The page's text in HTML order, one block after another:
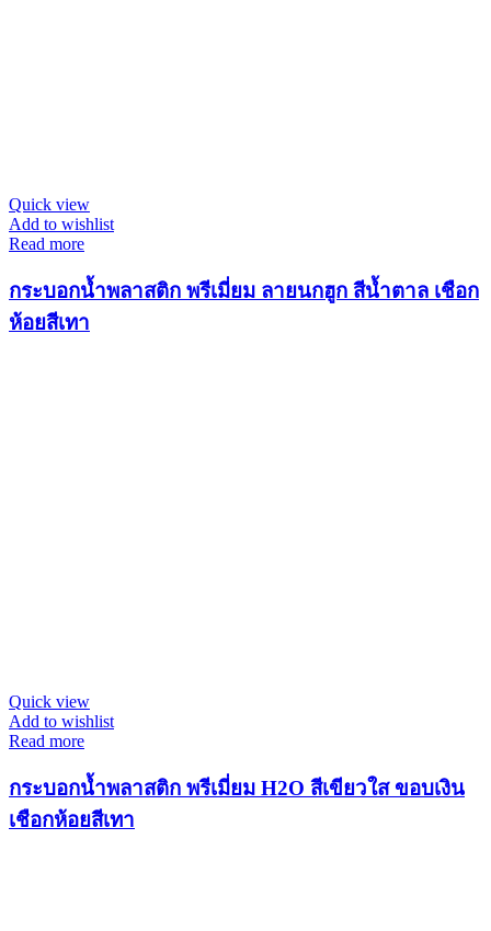
Quick view
Add to wishlist
Read more
กระบอกน้ำพลาสติก พรีเมี่ยม ลายนกฮูก สีน้ำตาล เชือก
ห้อยสีเทา
Quick view
Add to wishlist
Read more
กระบอกน้ำพลาสติก พรีเมี่ยม H2O สีเขียวใส ขอบเงิน
เชือกห้อยสีเทา